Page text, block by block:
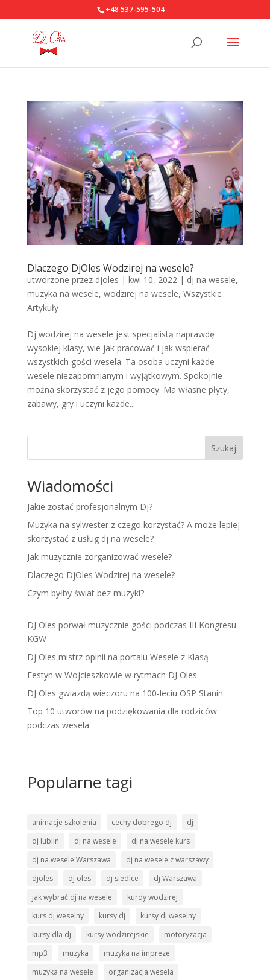
+48 537-595-504
Dlaczego DjOles Wodzirej na wesele?
utworzone przez djoles | kwi 10, 2022| dj na wesele,
muzyka na wesele, wodzirej na wesele, Wszystkie
Artykuły
Dj wodzirej na wesele jest specjalistą naprawdę
wysokiej klasy, wie jak pracować i jak wspierać
wszystkich gości wesela. Ta osoba uczyni każde
wesele niezapomnianym i wyjątkowym. Spokojnie
można skorzystać z jego pomocy. Ma własne płyty,
zabawy, gry i uczyni każde...
Szukaj
Wiadomości
Jakie zostać profesjonalnym Dj?
Muzyka na sylwester z czego korzystać? A może lepiej
skorzystać z usług dj na wesele?
Jak muzycznie zorganizować wesele?
Dlaczego DjOles Wodzirej na wesele?
Czym byłby świat bez muzyki?
DJ Oles porwał muzycznie gości podczas III Kongresu
KGW
Dj Oles mistrz opinii na portalu Wesele z Klasą
Festyn w Wojcieszkowie w rytmach DJ Oles
DJ Oles gwiazdą wieczoru na 100-leciu OSP Stanin.
Top 10 utworów na podziękowania dla rodziców
podczas wesela
Popularne tagi
animacje szkolenia cechy dobrego dj
dj
dj lublin
dj na wesele
dj na wesele kurs
dj na wesele Warszawa
dj na wesele z warszawy
djoles
dj oles dj siedlce
dj Warszawa
jak wybrać dj na wesele
kurdy wodzirej
kurs dj weselny
kursy dj
kursy dj weselny
kursy dla dj
kursy wodzirejskie
motoryzacja
mp3
muzyka
muzyka na impreze
muzyka na wesele
organizacja wesela